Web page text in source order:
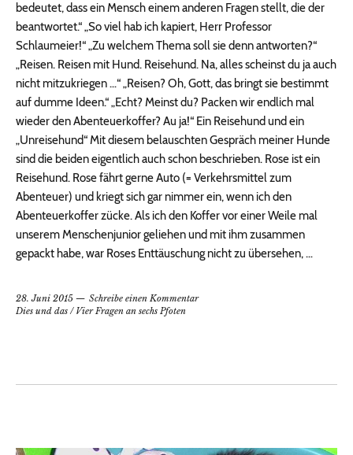
bedeutet, dass ein Mensch einem anderen Fragen stellt, die der
beantwortet.“ „So viel hab ich kapiert, Herr Professor
Schlaumeier!“ „Zu welchem Thema soll sie denn antworten?“
„Reisen. Reisen mit Hund. Reisehund. Na, alles scheinst du ja auch
nicht mitzukriegen …“ „Reisen? Oh, Gott, das bringt sie bestimmt
auf dumme Ideen.“ „Echt? Meinst du? Packen wir endlich mal
wieder den Abenteuerkoffer? Au ja!“ Ein Reisehund und ein
„Unreisehund“ Mit diesem belauschten Gespräch meiner Hunde
sind die beiden eigentlich auch schon beschrieben. Rose ist ein
Reisehund. Rose fährt gerne Auto (= Verkehrsmittel zum
Abenteuer) und kriegt sich gar nimmer ein, wenn ich den
Abenteuerkoffer zücke. Als ich den Koffer vor einer Weile mal
unserem Menschenjunior geliehen und mit ihm zusammen
gepackt habe, war Roses Enttäuschung nicht zu übersehen, …
28. Juni 2015
Schreibe einen Kommentar
Dies und das / Vier Fragen an sechs Pfoten